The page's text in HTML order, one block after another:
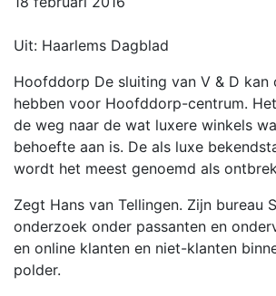
Uit: Haarlems Dagblad
Hoofddorp De sluiting van V & D kan
hebben voor Hoofddorp-centrum.
de weg naar de wat luxere winkels
behoefte aan is. De als luxe
wordt het meest genoemd als
Zegt Hans van Tellingen. Zijn bureau
onderzoek onder passanten en
en online klanten en niet-klanten
polder.